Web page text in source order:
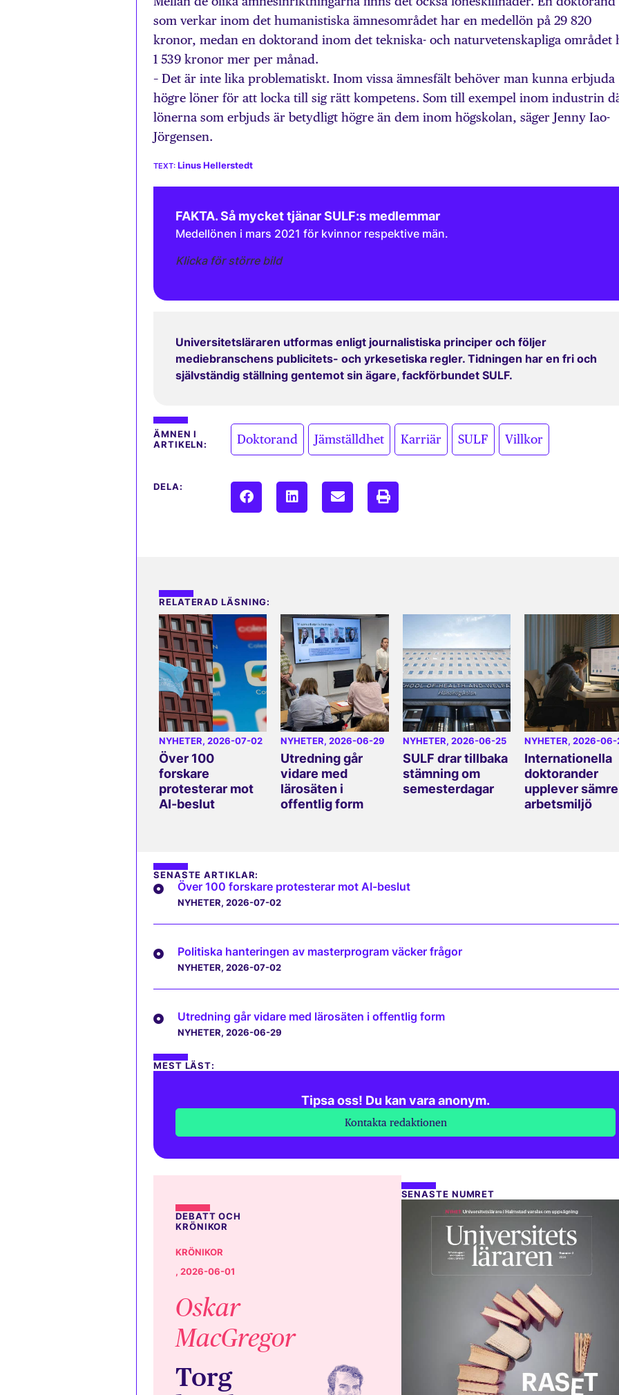
som verkar inom det humanistiska ämnesområdet har en medellön på 29 820
kronor, medan en doktorand inom det tekniska- och naturvetenskapliga området
1 539 kronor mer per månad.
– Det är inte lika problematiskt. Inom vissa ämnesfält behöver man kunna erbjuda
högre löner för att locka till sig rätt kompetens. Som till exempel inom industrin
lönerna som erbjuds är betydligt högre än dem inom högskolan, säger Jenny Iao-
Jörgensen.
Linus Hellerstedt
FAKTA. Så mycket tjänar SULF:s medlemmar
Medellönen i mars 2021 för kvinnor respektive män.
Klicka för större bild
Universitetsläraren utformas enligt journalistiska principer och följer
mediebranschens publicitets- och yrkesetiska regler. Tidningen har en fri och
självständig ställning gentemot sin ägare, fackförbundet SULF.
ÄMNEN I
ARTIKELN:
Doktorand Jämställdhet Karriär SULF Villkor
DELA:
RELATERAD LÄSNING:
NYHETER, 2026-07-02
Över 100
forskare
protesterar mot
AI-beslut
NYHETER, 2026-06-29
Utredning går
vidare med
lärosäten i
offentlig form
NYHETER, 2026-06-25
SULF drar tillbaka
stämning om
semesterdagar
NYHETER, 2026-06-
Internationella
doktorander
upplever sämre
arbetsmiljö
SENASTE ARTIKLAR:
Över 100 forskare protesterar mot AI-beslut
NYHETER, 2026-07-02
Politiska hanteringen av masterprogram väcker frågor
NYHETER, 2026-07-02
Utredning går vidare med lärosäten i offentlig form
NYHETER, 2026-06-29
MEST LÄST:
Tipsa oss! Du kan vara anonym.
Kontakta redaktionen
DEBATT OCH
KRÖNIKOR
KRÖNIKOR
, 2026-06-01
Oskar
MacGregor
Torg
SENASTE NUMRET